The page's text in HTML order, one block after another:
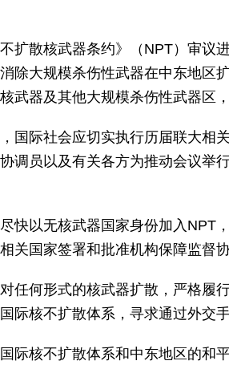
扩散核武器条约》（NPT）审议
除大规模杀伤性武器在中东地区
武器及其他大规模杀伤性武器区
国际社会应切实执行历届联大相
调员以及有关各方为推动会议举
快以无核武器国家身份加入NPT
关国家签署和批准机构保障监督
何形式的核武器扩散，严格履行
际核不扩散体系，寻求通过外交
核不扩散体系和中东地区的和平